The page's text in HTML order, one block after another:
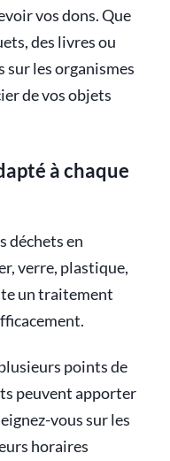
vos dons. Que
des livres ou
sur les organismes
de vos objets
à chaque
déchets en
verre, plastique,
un traitement
points de
peuvent apporter
vous sur les
horaires